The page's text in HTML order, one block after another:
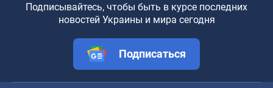
Подписывайтесь, чтобы быть в курсе последних
новостей Украины и мира сегодня
Подписаться